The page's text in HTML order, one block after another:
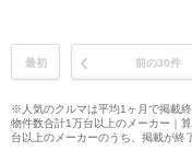
最初 前の30件
※人気のクルマは平均1ヶ月で掲載
物件数合計1万台以上のメーカー｜
台以上のメーカーのうち、掲載が